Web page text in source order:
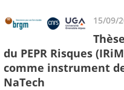
15/09/
du PEPR Risques
comme instrument
NaTech